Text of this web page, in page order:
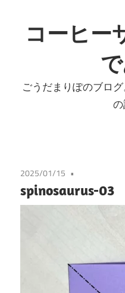
ン
テ
へ
コーヒー
ごうだまりぽのブロ
の
2025/01/15
spinosaurus-03